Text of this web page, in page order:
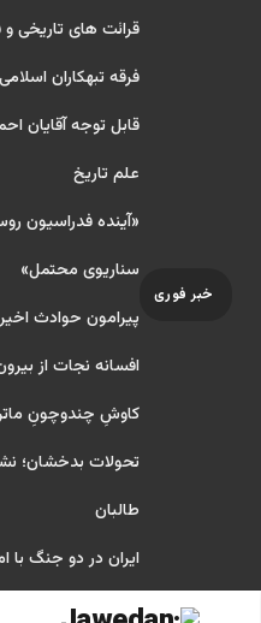
خبر فوری
قرائت های تاریخی و
فرقه تبهکاران اسلامی
قابل توجه آقایان
علم تاریخ
«آینده فدراسیون
سناریوی محتمل»
پیرامون حوادث
افسانه نجات از
کاوشِ چندو‌چونِ
تحولات بدخشان؛
طالبان
ایران در دو جنگ با